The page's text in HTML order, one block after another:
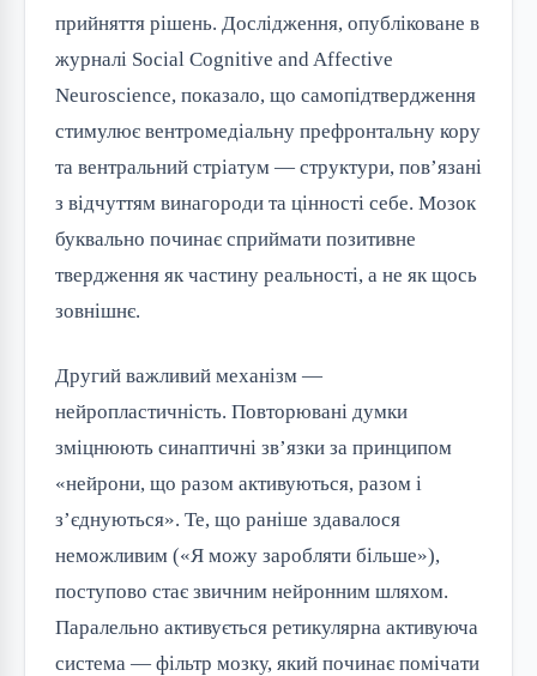
прийняття рішень. Дослідження, опубліковане в
журналі Social Cognitive and Affective
Neuroscience, показало, що самопідтвердження
стимулює вентромедіальну префронтальну кору
та вентральний стріатум — структури, пов’язані
з відчуттям винагороди та цінності себе. Мозок
буквально починає сприймати позитивне
твердження як частину реальності, а не як щось
зовнішнє.
Другий важливий механізм —
нейропластичність. Повторювані думки
зміцнюють синаптичні зв’язки за принципом
«нейрони, що разом активуються, разом і
з’єднуються». Те, що раніше здавалося
неможливим («Я можу заробляти більше»),
поступово стає звичним нейронним шляхом.
Паралельно активується ретикулярна активуюча
система — фільтр мозку, який починає помічати